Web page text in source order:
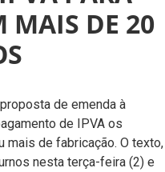
MAIS DE 20
de emenda à
de IPVA os
de fabricação. O texto,
nesta terça-feira (2) e